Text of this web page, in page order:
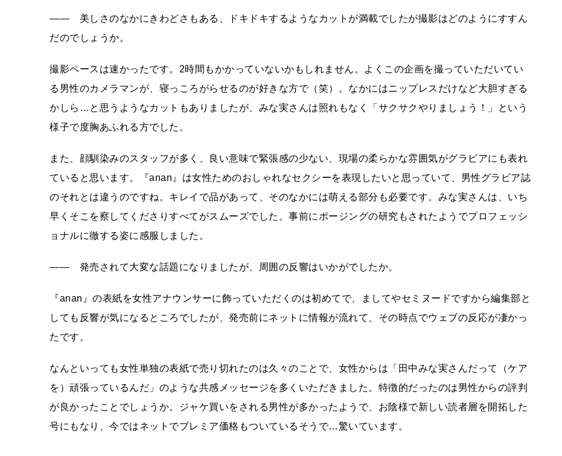
―― 美しさのなかにきわどさもある、ドキドキするようなカットが満載でしたが撮影はどのようにすすん
だのでしょうか。
撮影ペースは速かったです。2時間もかかっていないかもしれません。よくこの企画を撮っていただいてい
る男性のカメラマンが、寝っころがらせるのが好きな方で（笑）。なかにはニップレスだけなど大胆すぎる
かしら…と思うようなカットもありましたが、みな実さんは照れもなく「サクサクやりましょう！」という
様子で度胸あふれる方でした。
また、顔馴染みのスタッフが多く、良い意味で緊張感の少ない、現場の柔らかな雰囲気がグラビアにも表れ
ていると思います。『anan』は女性ためのおしゃれなセクシーを表現したいと思っていて、男性グラビア誌
のそれとは違うのですね。キレイで品があって、そのなかには萌える部分も必要です。みな実さんは、いち
早くそこを察してくださりすべてがスムーズでした。事前にポージングの研究もされたようでプロフェッシ
ョナルに徹する姿に感服しました。
―― 発売されて大変な話題になりましたが、周囲の反響はいかがでしたか。
『anan』の表紙を女性アナウンサーに飾っていただくのは初めてで、ましてやセミヌードですから編集部と
しても反響が気になるところでしたが、発売前にネットに情報が流れて、その時点でウェブの反応が凄かっ
たです。
なんといっても女性単独の表紙で売り切れたのは久々のことで、女性からは「田中みな実さんだって（ケア
を）頑張っているんだ」のような共感メッセージを多くいただきました。特徴的だったのは男性からの評判
が良かったことでしょうか。ジャケ買いをされる男性が多かったようで、お陰様で新しい読者層を開拓した
号にもなり、今ではネットでプレミア価格もついているそうで…驚いています。